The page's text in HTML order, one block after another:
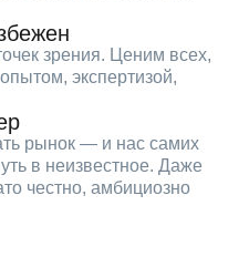
зрения. Ценим всех,
экспертизой,
рынок — и нас самих
в неизвестное. Даже
честно, амбициозно